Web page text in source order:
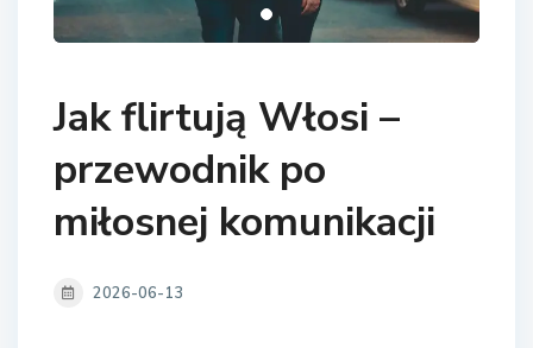
Jak flirtują Włosi –
przewodnik po
miłosnej komunikacji
2026-06-13